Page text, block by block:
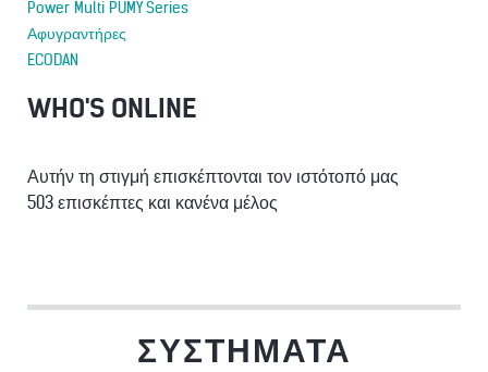
Power Multi PUMY Series
Αφυγραντήρες
ECODAN
WHO'S ONLINE
Αυτήν τη στιγμή επισκέπτονται τον ιστότοπό μας
503 επισκέπτες και κανένα μέλος
ΣΥΣΤΉΜΑΤΑ